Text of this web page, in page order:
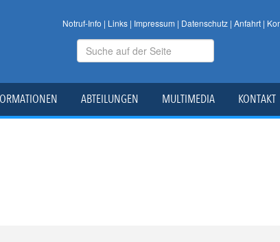
Notruf-Info | Links| Impressum | Datenschutz| Anfahrt|
ABTEILUNGEN MULTIMEDIA KONTAKT